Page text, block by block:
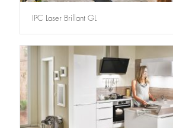
IPC Laser Brillant GL